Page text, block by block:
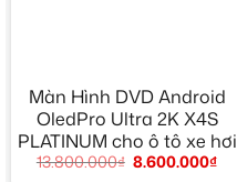
Màn Hình DVD Android
OledPro Ultra 2K X4S
PLATINUM cho ô tô xe hơi
13.800.000₫ 8.600.000₫